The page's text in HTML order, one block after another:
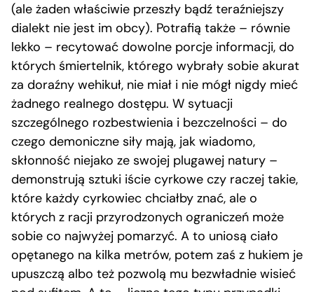
(ale żaden właściwie przeszły bądź teraźniejszy
dialekt nie jest im obcy). Potrafią także – równie
lekko – recytować dowolne porcje informacji, do
których śmiertelnik, którego wybrały sobie akurat
za doraźny wehikuł, nie miał i nie mógł nigdy mieć
żadnego realnego dostępu. W sytuacji
szczególnego rozbestwienia i bezczelności – do
czego demoniczne siły mają, jak wiadomo,
skłonność niejako ze swojej plugawej natury –
demonstrują sztuki iście cyrkowe czy raczej takie,
które każdy cyrkowiec chciałby znać, ale o
których z racji przyrodzonych ograniczeń może
sobie co najwyżej pomarzyć. A to uniosą ciało
opętanego na kilka metrów, potem zaś z hukiem je
upuszczą albo też pozwolą mu bezwładnie wisieć